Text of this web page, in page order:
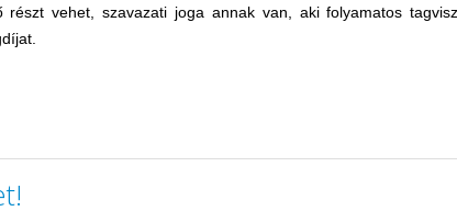
részt vehet, szavazati joga annak van, aki folyamatos